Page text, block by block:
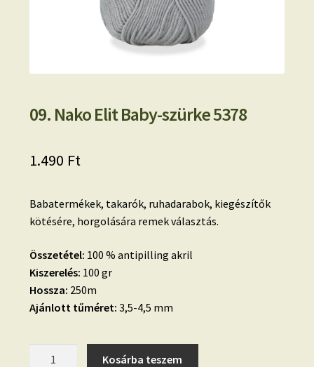
09. Nako Elit Baby-szürke 5378
1.490 Ft
Babatermékek, takarók, ruhadarabok, kiegészítők
kötésére, horgolására remek választás.
Összetétel: 100 % antipilling akril
Kiszerelés: 100 gr
Hossza: 250m
Ajánlott tűméret: 3,5-4,5 mm
Kosárba teszem